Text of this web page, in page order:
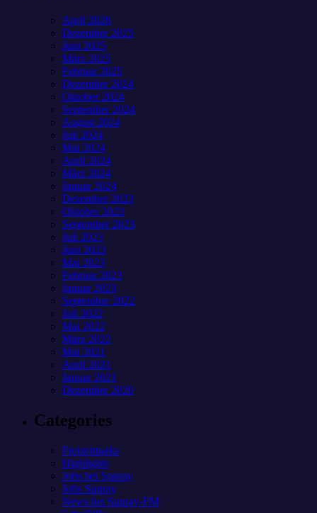
April 2026
Dezember 2025
Juni 2025
März 2025
Februar 2025
Dezember 2024
Oktober 2024
September 2024
August 2024
Juli 2024
Mai 2024
April 2024
März 2024
Januar 2024
Dezember 2023
Oktober 2023
September 2023
Juli 2023
Juni 2023
Mai 2023
Februar 2023
Januar 2023
September 2022
Juli 2022
Mai 2022
März 2022
Mai 2021
April 2021
Januar 2021
Dezember 2020
Categories
Freizeitparks
Highlights
Jobs bei Sunray
Jobs Sunray
News bei Sunray-FM